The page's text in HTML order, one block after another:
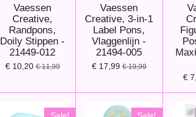
Vaessen
Creative,
Randpons,
Doily Stippen -
21449-012
€ 10,20 € 11,99
Vaessen
Creative, 3-in-1
Label Pons,
Vlaggenlijn -
21494-005
€ 17,99 € 19,99
€